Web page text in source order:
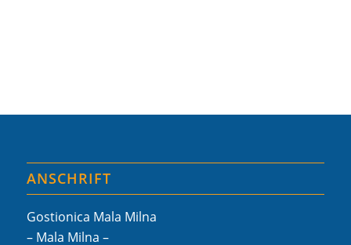
ANSCHRIFT
Gostionica Mala Milna
– Mala Milna –